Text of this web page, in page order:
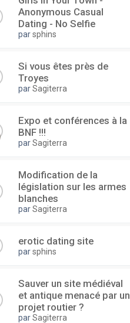
Anonymous Casual
Dating - No Selfie
parsphins
Si vous êtes près de
Troyes
parSagiterra
Expo et conférences à la
BNF !!!
parSagiterra
Modification de la
législation sur les armes
blanches
parSagiterra
erotic dating site
parsphins
Sauver un site médiéval
et antique menacé par un
projet routier ?
parSagiterra